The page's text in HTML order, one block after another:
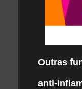
Outras
anti-